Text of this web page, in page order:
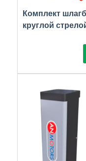
Комплект
круглой